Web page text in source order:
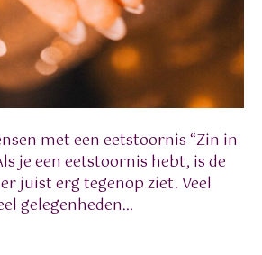
met een eetstoornis “Zin in
je een eetstoornis hebt, is de
juist erg tegenop ziet. Veel
gelegenheden…